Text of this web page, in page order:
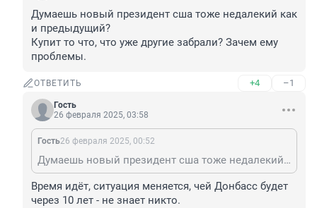
Думаешь новый президент сша тоже недалекий как
и предыдущий?
Купит то что, что уже другие забрали? Зачем ему
проблемы.
ОТВЕТИТЬ +4 –1
Гость
26 февраля 2025, 03:58
Гость26 февраля 2025, 00:52
Думаешь новый президент сша тоже недалекий как и предыдущий? Купит то что, что уже другие забрали? Зачем ему проблемы.
Время идёт, ситуация меняется, чей Донбасс будет
через 10 лет - не знает никто.